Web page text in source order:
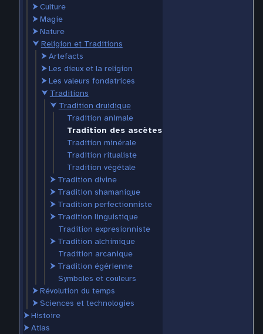
⮞Culture
⮞Magie
⮞Nature
⮟ Religion et Traditions
⮞Artefacts
⮞Les dieux et la religion
⮞Les valeurs fondatrices
⮟ Traditions
⮟ Tradition druidique
Tradition animale
Tradition des ascètes
Tradition minérale
Tradition ritualiste
Tradition végétale
⮞ Tradition divine
⮞ Tradition shamanique
⮞ Tradition perfectionniste
⮞ Tradition linguistique
Tradition expresionniste
⮞ Tradition alchimique
Tradition arcanique
⮞ Tradition égérienne
Symboles et couleurs
⮞Révolution du temps
⮞Sciences et technologies
⮞Histoire
⮞Atlas